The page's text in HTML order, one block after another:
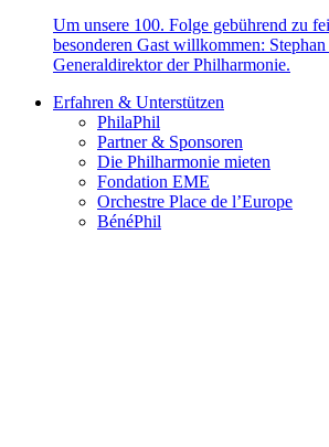
Um unsere 100. Folge gebührend zu
besonderen Gast willkommen: Stephan
Generaldirektor der Philharmonie.
Erfahren & Unterstützen
PhilaPhil
Partner & Sponsoren
Die Philharmonie mieten
Fondation EME
Orchestre Place de l’Europe
BénéPhil